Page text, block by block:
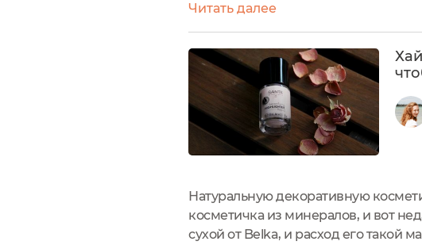
всем вышеперечисленным...
Читать далее
Натуральную декоративную
косметичка из минералов, и вот
сухой от Belka, и расход его такой